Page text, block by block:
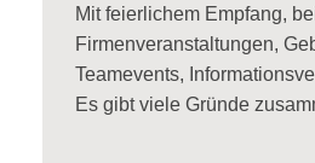
Mit feierlichem Empfang,
Firmenveranstaltungen,
Teamevents,
Es gibt viele Gründe